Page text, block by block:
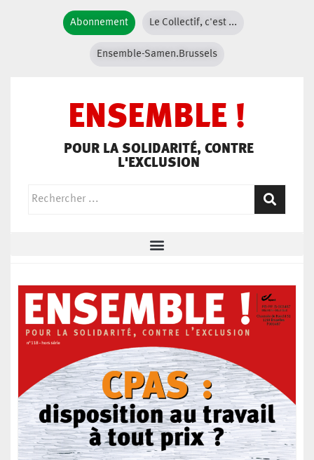
Abonnement Le Collectif, c'est ...
Ensemble-Samen.Brussels
ENSEMBLE !
POUR LA SOLIDARITÉ, CONTRE
L'EXCLUSION